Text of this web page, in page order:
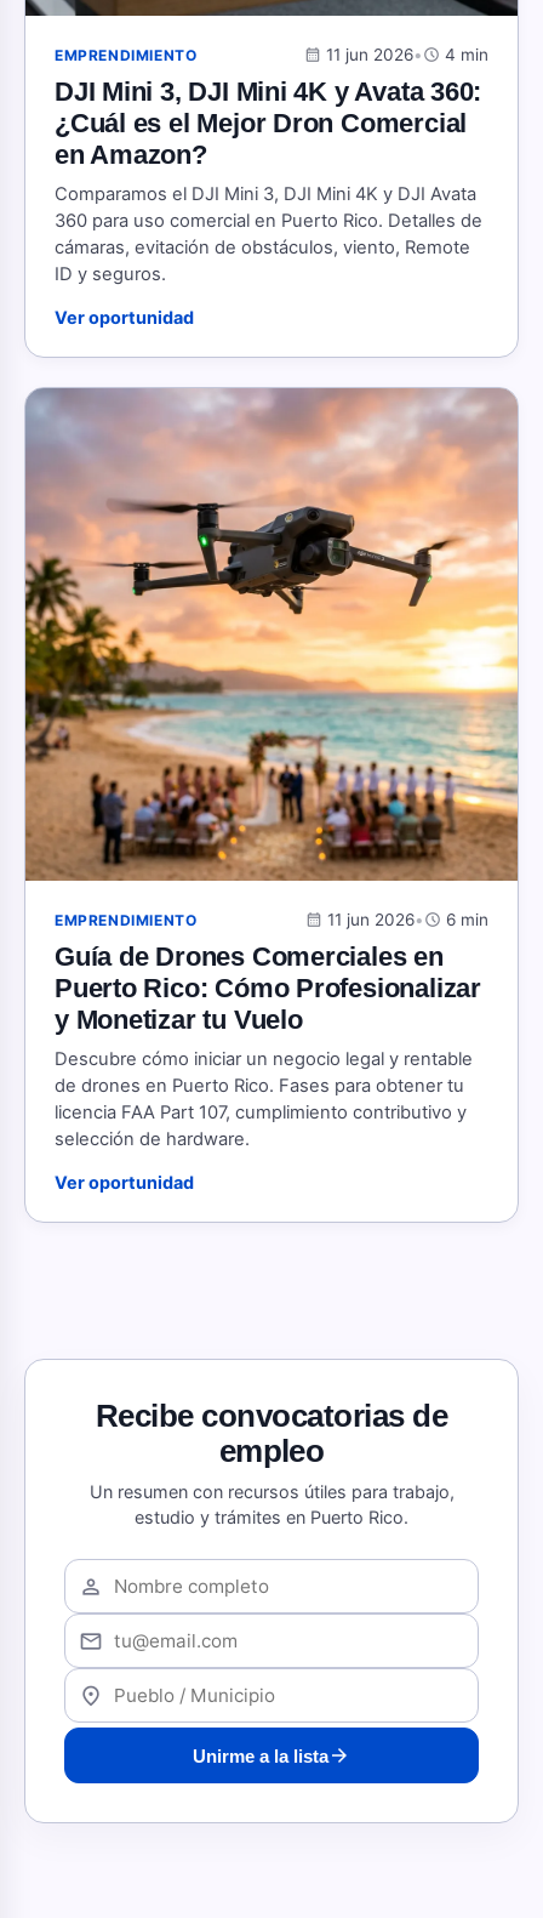
EMPRENDIMIENTO calendar_month 11 jun 2026•schedule 4 min
DJI Mini 3, DJI Mini 4K y Avata 360:
¿Cuál es el Mejor Dron Comercial
en Amazon?
Comparamos el DJI Mini 3, DJI Mini 4K y DJI Avata
360 para uso comercial en Puerto Rico. Detalles de
cámaras, evitación de obstáculos, viento, Remote
ID y seguros.
Ver oportunidad
EMPRENDIMIENTO calendar_month 11 jun 2026•schedule 6 min
Guía de Drones Comerciales en
Puerto Rico: Cómo Profesionalizar
y Monetizar tu Vuelo
Descubre cómo iniciar un negocio legal y rentable
de drones en Puerto Rico. Fases para obtener tu
licencia FAA Part 107, cumplimiento contributivo y
selección de hardware.
Ver oportunidad
Recibe convocatorias de
empleo
Un resumen con recursos útiles para trabajo,
estudio y trámites en Puerto Rico.
person
mail
location_on
Unirme a la listaarrow_forward